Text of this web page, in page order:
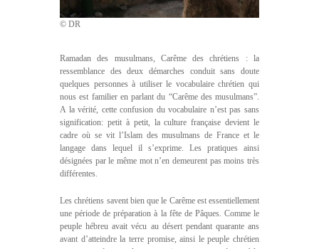
© DR
Ramadan des musulmans, Carême des chrétiens : la
ressemblance des deux démarches conduit sans doute
quelques personnes à utiliser le vocabulaire chrétien qui
nous est familier en parlant du “Carême des musulmans”.
A la vérité, cette confusion du vocabulaire n’est pas sans
signification: petit à petit, la culture française devient le
cadre où se vit l’Islam des musulmans de France et le
langage dans lequel il s’exprime. Les pratiques ainsi
désignées par le même mot n’en demeurent pas moins très
différentes.
Les chrétiens savent bien que le Carême est essentiellement
une période de préparation à la fête de Pâques. Comme le
peuple hébreu avait vécu au désert pendant quarante ans
avant d’atteindre la terre promise, ainsi le peuple chrétien